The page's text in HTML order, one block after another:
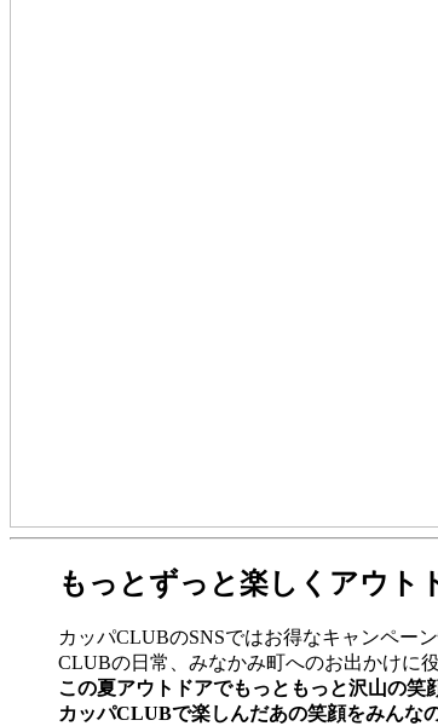
もっとずっと楽しくアウト
カッパCLUBのSNSではお得なキャンペー
CLUBの日常、みなかみ町へのお出かけに
この夏アウトドアでもっともっと沢山の笑
カッパCLUBで楽しんだあの笑顔をみんな